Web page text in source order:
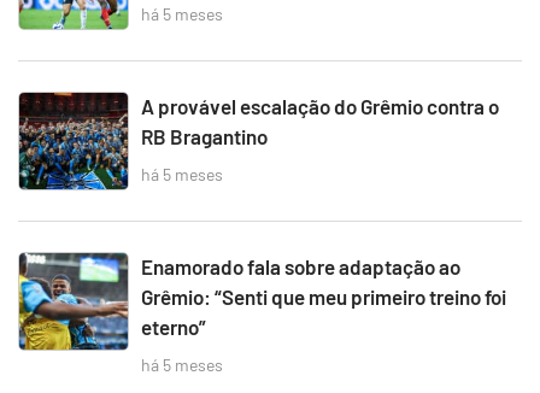
há 5 meses
A provável escalação do Grêmio contra o
RB Bragantino
há 5 meses
Enamorado fala sobre adaptação ao
Grêmio: “Senti que meu primeiro treino foi
eterno”
há 5 meses